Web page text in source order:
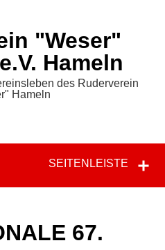
"Weser"
Hameln
des Ruderverein
Hameln
SEITENLEISTE
67.